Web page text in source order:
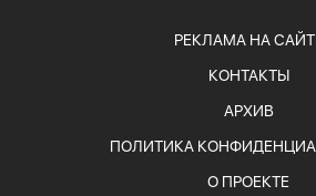
РЕКЛАМА НА
КОНТАКТЫ
АРХИВ
ПОЛИТИКА
О ПРОЕКТЕ